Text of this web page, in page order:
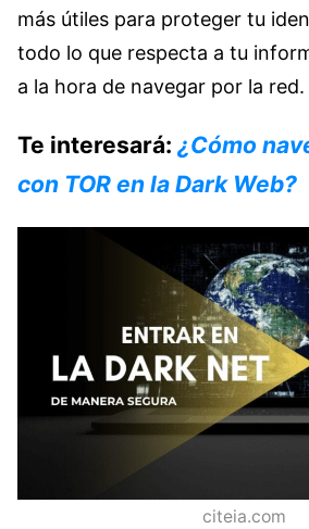
más útiles para proteger tu
todo lo que respecta a tu
a la hora de navegar por la red.
Te interesará: ¿Cómo
con TOR en la Dark Web?
citeia.com